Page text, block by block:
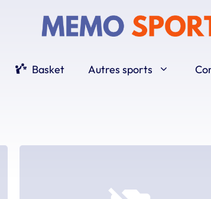
Basket Autres sports